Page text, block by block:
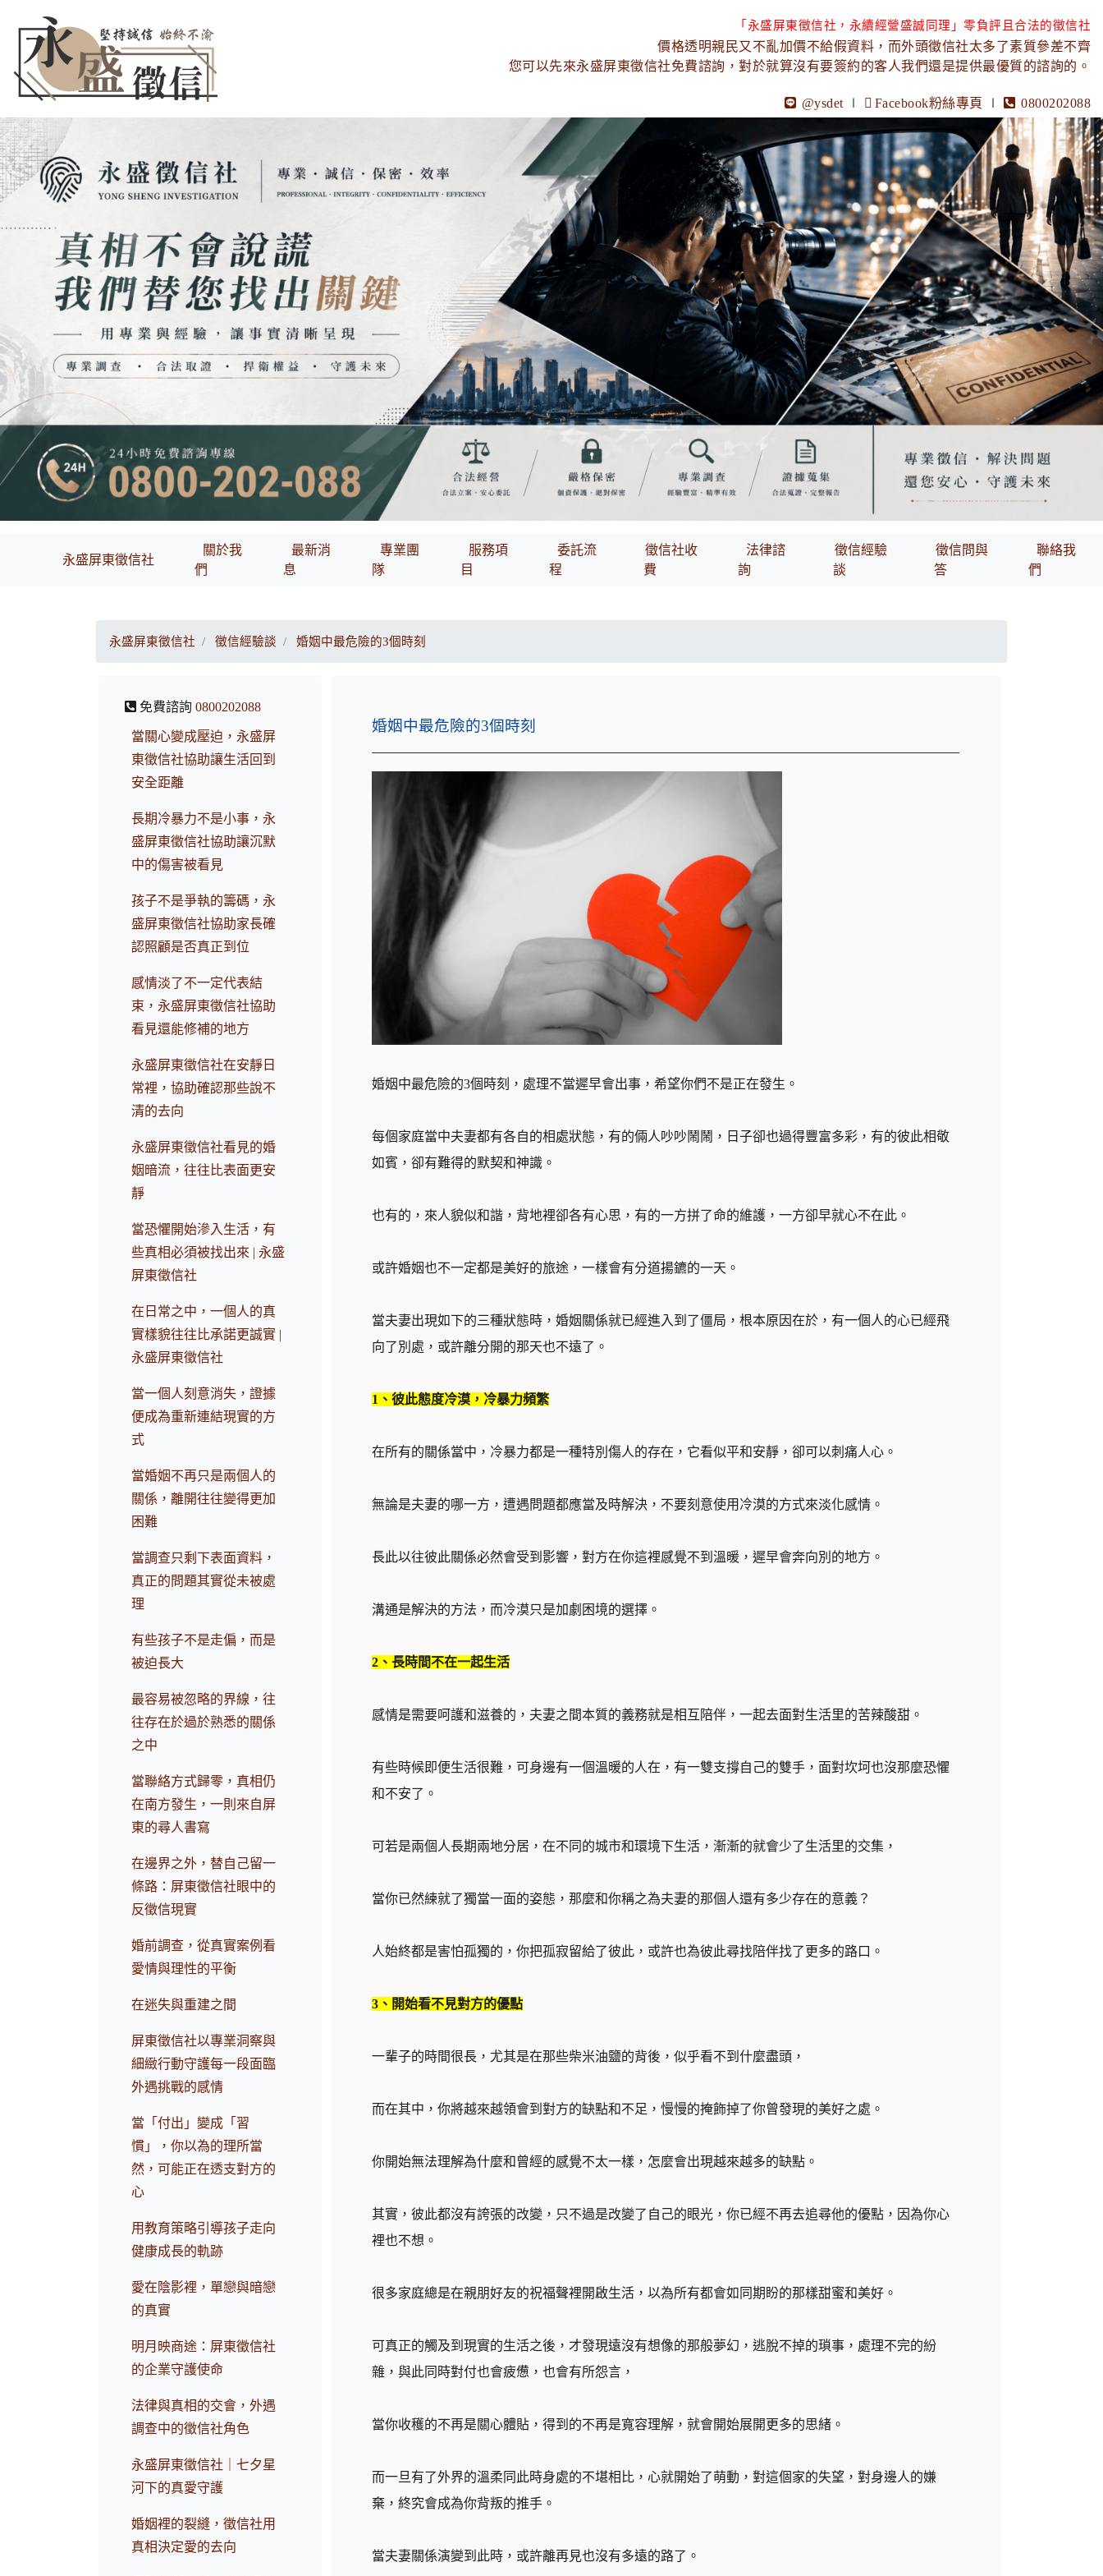
「永盛屏東徵信社，永續經營盛誠同理」零負評且合法的徵信社
價格透明親民又不亂加價不給假資料，而外頭徵信社太多了素質參差不齊
您可以先來永盛屏東徵信社免費諮詢，對於就算沒有要簽約的客人我們還是提供最優質的諮詢的。
@ysdet ∣ Facebook粉絲專頁 ∣ 0800202088
永盛屏東徵信社
關於我
們
最新消
息
專業團
隊
服務項
目
委託流
程
徵信社收
費
法律諮
詢
徵信經驗
談
徵信問與
答
聯絡我
們
永盛屏東徵信社 徵信經驗談 婚姻中最危險的3個時刻
免費諮詢 0800202088
當關心變成壓迫，永盛屏
東徵信社協助讓生活回到
安全距離
長期冷暴力不是小事，永
盛屏東徵信社協助讓沉默
中的傷害被看見
孩子不是爭執的籌碼，永
盛屏東徵信社協助家長確
認照顧是否真正到位
感情淡了不一定代表結
束，永盛屏東徵信社協助
看見還能修補的地方
永盛屏東徵信社在安靜日
常裡，協助確認那些說不
清的去向
永盛屏東徵信社看見的婚
姻暗流，往往比表面更安
靜
當恐懼開始滲入生活，有
些真相必須被找出來 | 永盛
屏東徵信社
在日常之中，一個人的真
實樣貌往往比承諾更誠實 |
永盛屏東徵信社
當一個人刻意消失，證據
便成為重新連結現實的方
式
當婚姻不再只是兩個人的
關係，離開往往變得更加
困難
當調查只剩下表面資料，
真正的問題其實從未被處
理
有些孩子不是走偏，而是
被迫長大
最容易被忽略的界線，往
往存在於過於熟悉的關係
之中
當聯絡方式歸零，真相仍
在南方發生，一則來自屏
東的尋人書寫
在邊界之外，替自己留一
條路：屏東徵信社眼中的
反徵信現實
婚前調查，從真實案例看
愛情與理性的平衡
在迷失與重建之間
屏東徵信社以專業洞察與
細緻行動守護每一段面臨
外遇挑戰的感情
當「付出」變成「習
慣」，你以為的理所當
然，可能正在透支對方的
心
用教育策略引導孩子走向
健康成長的軌跡
愛在陰影裡，單戀與暗戀
的真實
明月映商途：屏東徵信社
的企業守護使命
法律與真相的交會，外遇
調查中的徵信社角色
永盛屏東徵信社｜七夕星
河下的真愛守護
婚姻裡的裂縫，徵信社用
真相決定愛的去向
婚姻中最危險的3個時刻
婚姻中最危險的3個時刻，處理不當遲早會出事，希望你們不是正在發生。
每個家庭當中夫妻都有各自的相處狀態，有的倆人吵吵鬧鬧，日子卻也過得豐富多彩，有的彼此相敬
如賓，卻有難得的默契和神識。
也有的，來人貌似和諧，背地裡卻各有心思，有的一方拼了命的維護，一方卻早就心不在此。
或許婚姻也不一定都是美好的旅途，一樣會有分道揚鑣的一天。
當夫妻出現如下的三種狀態時，婚姻關係就已經進入到了僵局，根本原因在於，有一個人的心已經飛
向了別處，或許離分開的那天也不遠了。
1、彼此態度冷漠，冷暴力頻繁
在所有的關係當中，冷暴力都是一種特別傷人的存在，它看似平和安靜，卻可以刺痛人心。
無論是夫妻的哪一方，遭遇問題都應當及時解決，不要刻意使用冷漠的方式來淡化感情。
長此以往彼此關係必然會受到影響，對方在你這裡感覺不到溫暖，遲早會奔向別的地方。
溝通是解決的方法，而冷漠只是加劇困境的選擇。
2、長時間不在一起生活
感情是需要呵護和滋養的，夫妻之間本質的義務就是相互陪伴，一起去面對生活里的苦辣酸甜。
有些時候即便生活很難，可身邊有一個溫暖的人在，有一雙支撐自己的雙手，面對坎坷也沒那麼恐懼
和不安了。
可若是兩個人長期兩地分居，在不同的城市和環境下生活，漸漸的就會少了生活里的交集，
當你已然練就了獨當一面的姿態，那麼和你稱之為夫妻的那個人還有多少存在的意義？
人始終都是害怕孤獨的，你把孤寂留給了彼此，或許也為彼此尋找陪伴找了更多的路口。
3、開始看不見對方的優點
一輩子的時間很長，尤其是在那些柴米油鹽的背後，似乎看不到什麼盡頭，
而在其中，你將越來越領會到對方的缺點和不足，慢慢的掩飾掉了你曾發現的美好之處。
你開始無法理解為什麼和曾經的感覺不太一樣，怎麼會出現越來越多的缺點。
其實，彼此都沒有誇張的改變，只不過是改變了自己的眼光，你已經不再去追尋他的優點，因為你心
裡也不想。
很多家庭總是在親朋好友的祝福聲裡開啟生活，以為所有都會如同期盼的那樣甜蜜和美好。
可真正的觸及到現實的生活之後，才發現遠沒有想像的那般夢幻，逃脫不掉的瑣事，處理不完的紛
雜，與此同時對付也會疲憊，也會有所怨言，
當你收穫的不再是關心體貼，得到的不再是寬容理解，就會開始展開更多的思緒。
而一旦有了外界的溫柔同此時身處的不堪相比，心就開始了萌動，對這個家的失望，對身邊人的嫌
棄，終究會成為你背叛的推手。
當夫妻關係演變到此時，或許離再見也沒有多遠的路了。